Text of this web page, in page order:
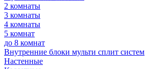
2 комнаты
3 комнаты
4 комнаты
5 комнат
до 8 комнат
Внутренние блоки мульти сплит систем
Настенные